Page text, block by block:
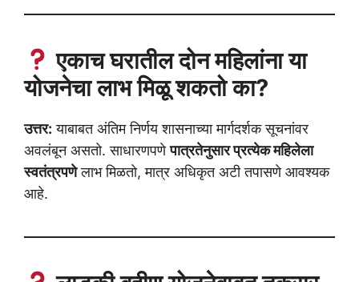
एकाच घरातील दोन महिलांना या
योजनेचा लाभ मिळू शकतो का?
उत्तर: याबाबत अंतिम निर्णय शासनाच्या मार्गदर्शक सूचनांवर
अवलंबून असतो. साधारणपणेपात्रतेनुसार प्रत्येक महिलेला
स्वतंत्रपणेलाभ मिळतो, मात्र अधिकृत अटी तपासणे आवश्यक
आहे.